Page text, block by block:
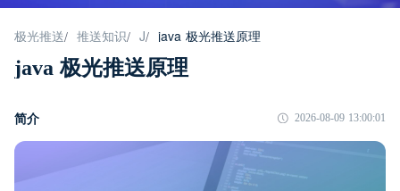
极光推送/ 推送知识/ J/ java 极光推送原理
java 极光推送原理
简介 2026-08-09 13:00:01